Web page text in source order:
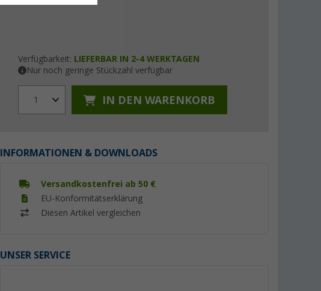
Verfügbarkeit: LIEFERBAR IN 2-4 WERKTAGEN
Nur noch geringe Stückzahl verfügbar
1 IN DEN WARENKORB
INFORMATIONEN & DOWNLOADS
Versandkostenfrei ab 50 €
EU-Konformitätserklärung
Diesen Artikel vergleichen
UNSER SERVICE